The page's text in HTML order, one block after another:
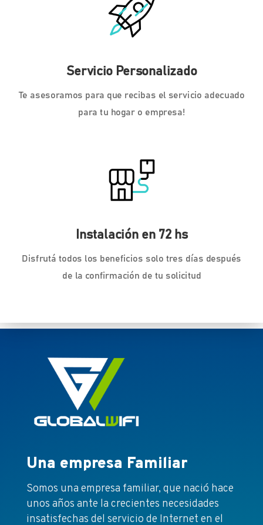
Servicio Personalizado
Te asesoramos para que recibas el servicio adecuado
para tu hogar o empresa!
Instalación en 72 hs
Disfrutá todos los beneficios solo tres días después
de la confirmación de tu solicitud
Una empresa Familiar
Somos una empresa familiar, que nació hace
unos años ante la crecientes necesidades
insatisfechas del servicio de Internet en el